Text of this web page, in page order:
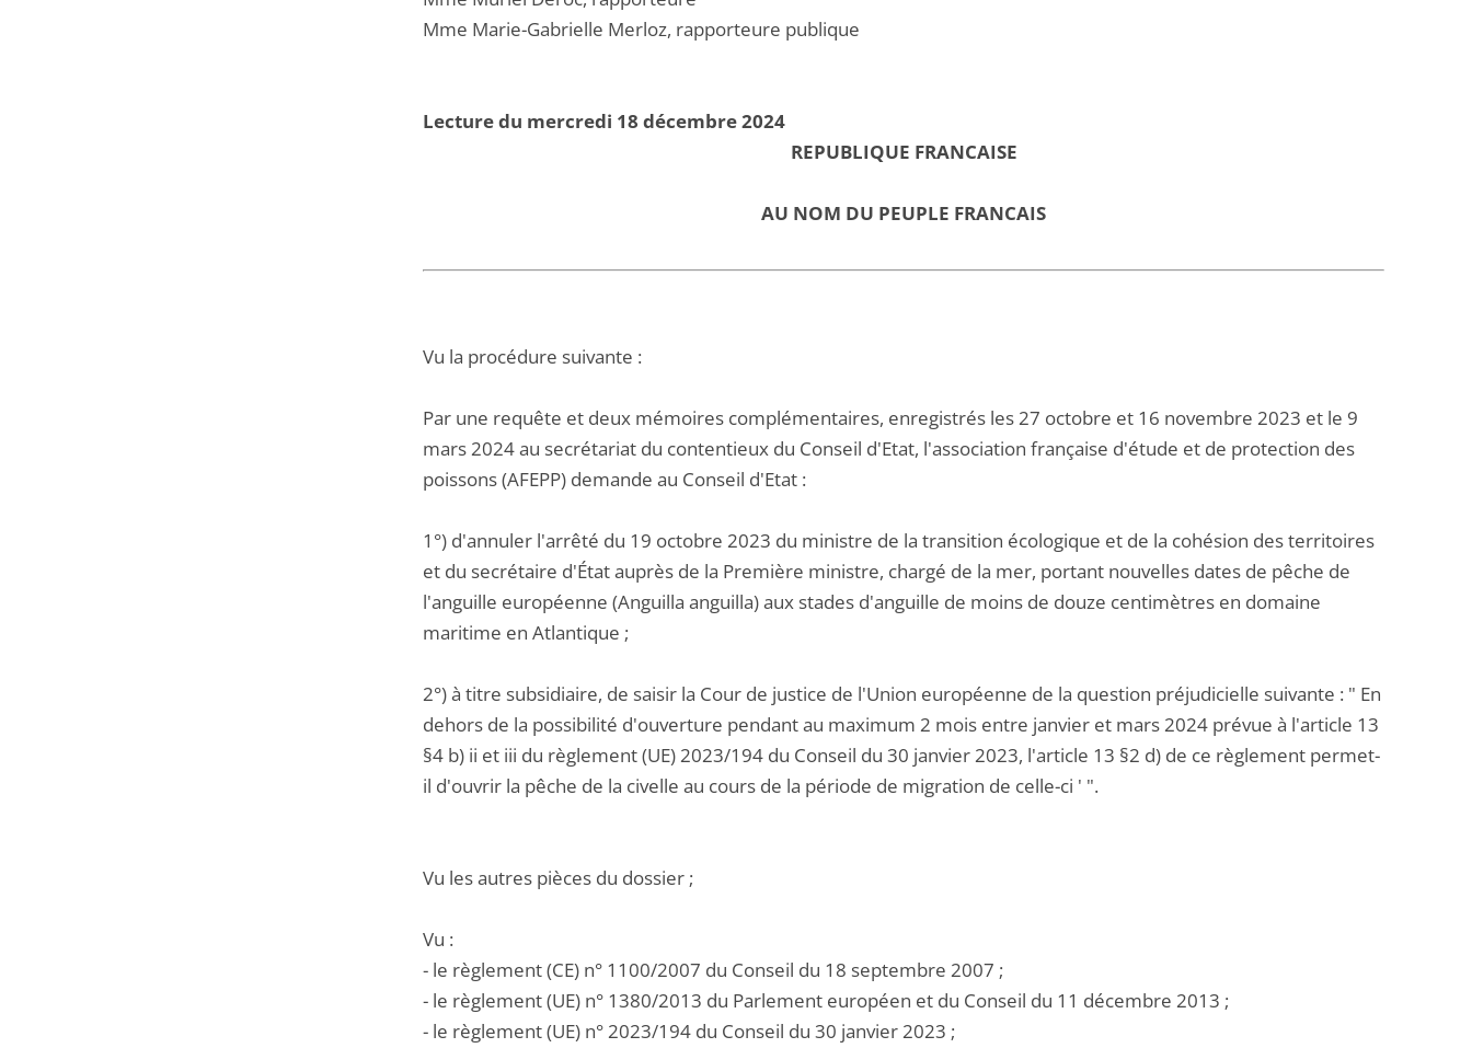
Mme Marie-Gabrielle Merloz, rapporteure publique
Lecture du mercredi 18 décembre 2024
REPUBLIQUE FRANCAISE
AU NOM DU PEUPLE FRANCAIS
Vu la procédure suivante :
Par une requête et deux mémoires complémentaires, enregistrés les 27 octobre et 16 novembre 2023 et le 9
mars 2024 au secrétariat du contentieux du Conseil d'Etat, l'association française d'étude et de protection des
poissons (AFEPP) demande au Conseil d'Etat :
1°) d'annuler l'arrêté du 19 octobre 2023 du ministre de la transition écologique et de la cohésion des territoires
et du secrétaire d'État auprès de la Première ministre, chargé de la mer, portant nouvelles dates de pêche de
l'anguille européenne (Anguilla anguilla) aux stades d'anguille de moins de douze centimètres en domaine
maritime en Atlantique ;
2°) à titre subsidiaire, de saisir la Cour de justice de l'Union européenne de la question préjudicielle suivante : " En
dehors de la possibilité d'ouverture pendant au maximum 2 mois entre janvier et mars 2024 prévue à l'article 13
§4 b) ii et iii du règlement (UE) 2023/194 du Conseil du 30 janvier 2023, l'article 13 §2 d) de ce règlement permet-
il d'ouvrir la pêche de la civelle au cours de la période de migration de celle-ci ' ".
Vu les autres pièces du dossier ;
Vu :
- le règlement (CE) n° 1100/2007 du Conseil du 18 septembre 2007 ;
- le règlement (UE) n° 1380/2013 du Parlement européen et du Conseil du 11 décembre 2013 ;
- le règlement (UE) n° 2023/194 du Conseil du 30 janvier 2023 ;